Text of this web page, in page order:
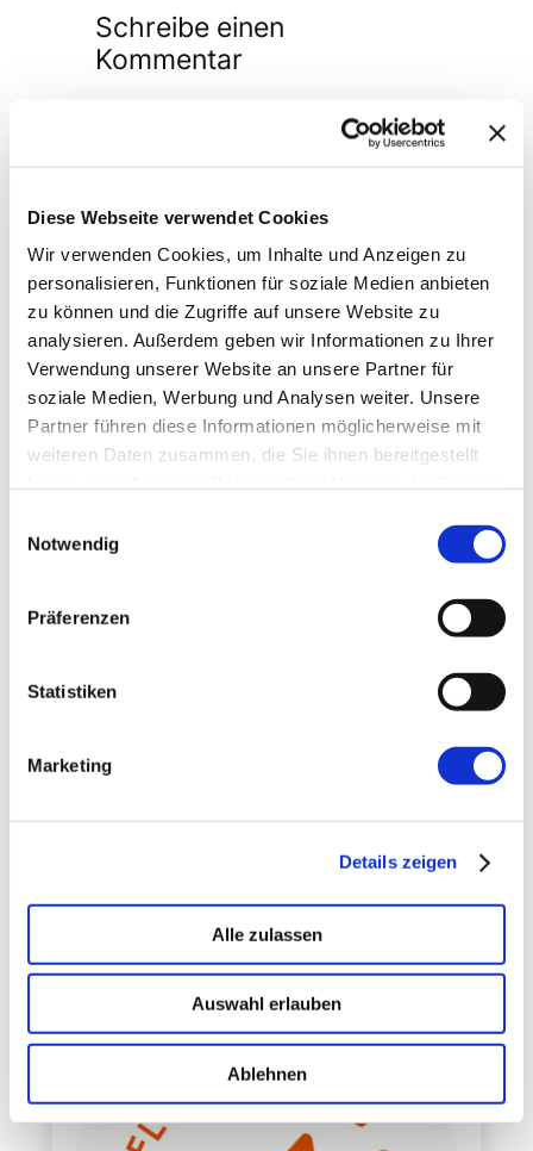
Diese Webseite verwendet Cookies
Wir verwenden Cookies, um Inhalte und Anzeigen zu
personalisieren, Funktionen für soziale Medien anbieten
zu können und die Zugriffe auf unsere Website zu
analysieren. Außerdem geben wir Informationen zu Ihrer
Verwendung unserer Website an unsere Partner für
soziale Medien, Werbung und Analysen weiter. Unsere
Partner führen diese Informationen möglicherweise mit
weiteren Daten zusammen, die Sie ihnen bereitgestellt
Notwendig
Präferenzen
Statistiken
Marketing
Details zeigen
Alle zulassen
Auswahl erlauben
Ablehnen
Schreibe einen
Kommentar
Deine E-Mail-Adresse wird nicht
Erforderliche Felder
sind mit*markiert
Kommentar*
Name*